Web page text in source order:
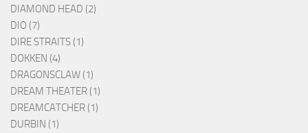
DIAMOND HEAD (2)
DIO (7)
DIRE STRAITS (1)
DOKKEN (4)
DRAGONSCLAW (1)
DREAM THEATER (1)
DREAMCATCHER (1)
DURBIN (1)